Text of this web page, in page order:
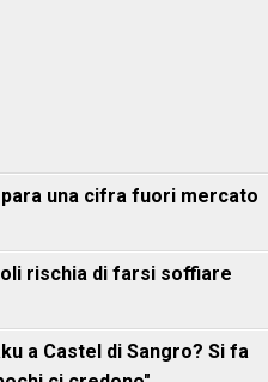
una cifra fuori mercato
rischia di farsi soffiare
a Castel di Sangro? Si fa